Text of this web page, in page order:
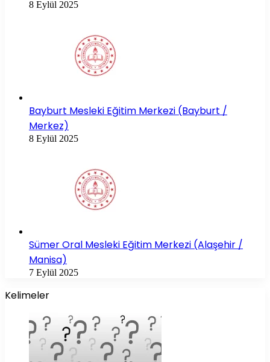
8 Eylül 2025
Bayburt Mesleki Eğitim Merkezi (Bayburt /
Merkez)
8 Eylül 2025
Sümer Oral Mesleki Eğitim Merkezi (Alaşehir /
Manisa)
7 Eylül 2025
Kelimeler